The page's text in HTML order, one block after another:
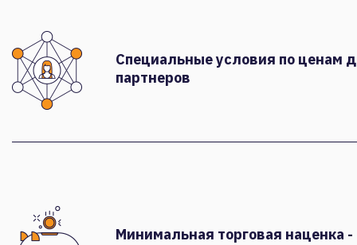
Специальные условия по ценам
партнеров
Минимальная торговая наценка